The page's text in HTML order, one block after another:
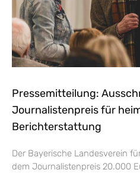
Pressemitteilung:
Journalistenpreis für
Berichterstattung
Der Bayerische Landesverein
dem Journalistenpreis 20.000